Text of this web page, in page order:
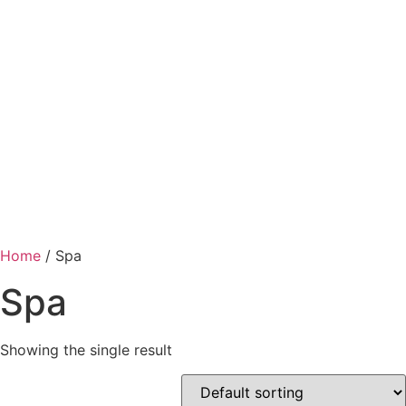
Home / Spa
Spa
Showing the single result